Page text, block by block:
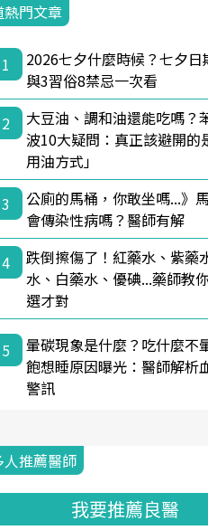
熱門文章
1
2026七夕什麼時候？七夕日
與3習俗8禁忌一次看
2
大豆油、調和油還能吃嗎？
波10大疑問：真正該避開的
用油方式」
3
公廁的馬桶，你敢坐嗎...》
會傳染性病嗎？醫師有解
4
跌倒擦傷了！紅藥水、紫藥
水、白藥水、優碘...藥師教
選才對
5
暈碳現象是什麼？吃什麼不
飽想睡原因曝光：醫師解析
警訊
人推薦醫師
我要推薦良醫